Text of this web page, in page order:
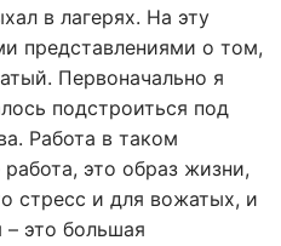
в лагерях. На эту
представлениями о том,
Первоначально я
подстроиться под
Работа в таком
это образ жизни,
стресс и для вожатых, и
это большая